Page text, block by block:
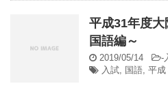
平成31年度大
国語編～
2019/05/14 -
入試, 国語, 平成